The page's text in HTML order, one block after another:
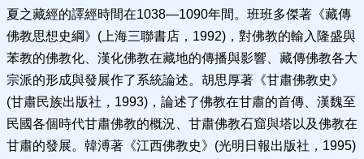
夏之藏經的譯經時間在1038—1090年間。班班多傑著《藏傳
佛教思想史綱》(上海三聯書店，1992)，對佛教的輸入隆盛與
苯教的佛教化、漢化佛教在藏地的傳播與影響、藏傳佛教各大
宗派的形成與發展作了系統論述。胡思厚著《甘肅佛教史》
(甘肅民族出版社，1993)，論述了佛教在甘肅的首傳、漢魏至
民國各個時代甘肅佛教的概況、甘肅佛教石窟與塔以及佛教在
甘肅的發展。韓溥著《江西佛教史》(光明日報出版社，1995)